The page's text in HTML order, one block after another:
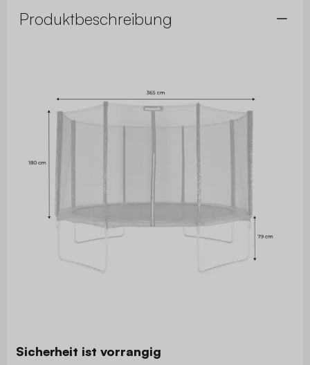
Produktbeschreibung
Sicherheit ist vorrangig